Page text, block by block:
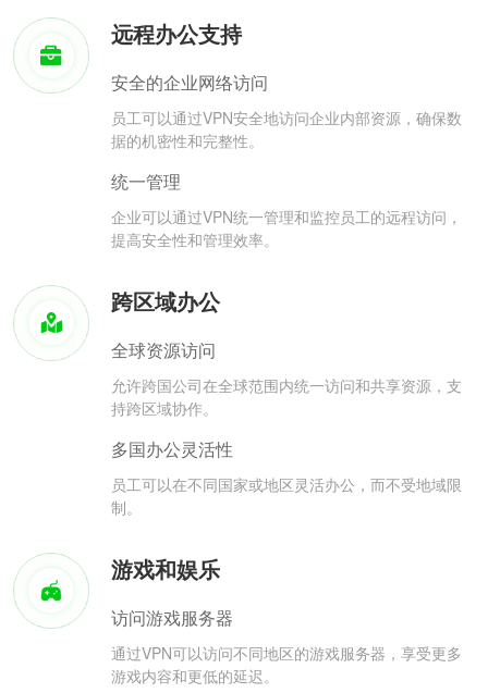
远程办公支持
安全的企业网络访问
员工可以通过VPN安全地访问企业内部资源，确保数
据的机密性和完整性。
统一管理
企业可以通过VPN统一管理和监控员工的远程访问，
提高安全性和管理效率。
跨区域办公
全球资源访问
允许跨国公司在全球范围内统一访问和共享资源，支
持跨区域协作。
多国办公灵活性
员工可以在不同国家或地区灵活办公，而不受地域限
制。
游戏和娱乐
访问游戏服务器
通过VPN可以访问不同地区的游戏服务器，享受更多
游戏内容和更低的延迟。